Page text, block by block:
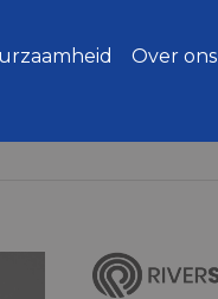
Over ons